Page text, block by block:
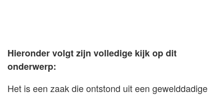
Hieronder volgt zijn volledige kijk op dit
onderwerp:
Het is een zaak die ontstond uit een gewelddadige